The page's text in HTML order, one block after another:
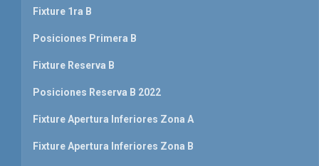
Fixture 1ra B
Posiciones Primera B
Fixture Reserva B
Posiciones Reserva B 2022
Fixture Apertura Inferiores Zona A
Fixture Apertura Inferiores Zona B